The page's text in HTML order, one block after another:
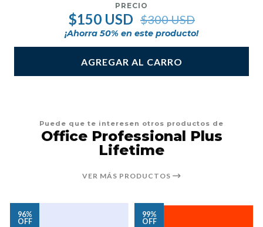
PRECIO
$150 USD $300 USD
¡Ahorra 50% en este producto!
AGREGAR AL CARRO
Puede que te interesen otros productos de
Office Professional Plus
Lifetime
VER MÁS PRODUCTOS
96%
OFF
99%
OFF